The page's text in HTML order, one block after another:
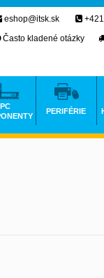
eshop@itsk.sk
Často kladené otázky
PC
PERIFÉRIE